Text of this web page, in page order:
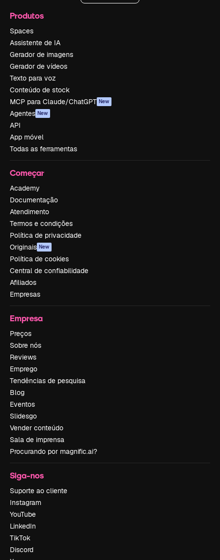
Produtos
Spaces
Assistente de IA
Gerador de imagens
Gerador de vídeos
Texto para voz
Conteúdo de stock
MCP para Claude/ChatGPT New
Agentes New
API
App móvel
Todas as ferramentas
Começar
Academy
Documentação
Atendimento
Termos e condições
Política de privacidade
Originais New
Política de cookies
Central de confiabilidade
Afiliados
Empresas
Empresa
Preços
Sobre nós
Reviews
Emprego
Tendências de pesquisa
Blog
Eventos
Slidesgo
Vender conteúdo
Sala de imprensa
Procurando por magnific.ai?
Siga-nos
Suporte ao cliente
Instagram
YouTube
LinkedIn
TikTok
Discord